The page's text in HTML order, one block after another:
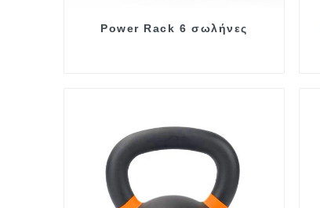
Power Rack 6 σωλήνες